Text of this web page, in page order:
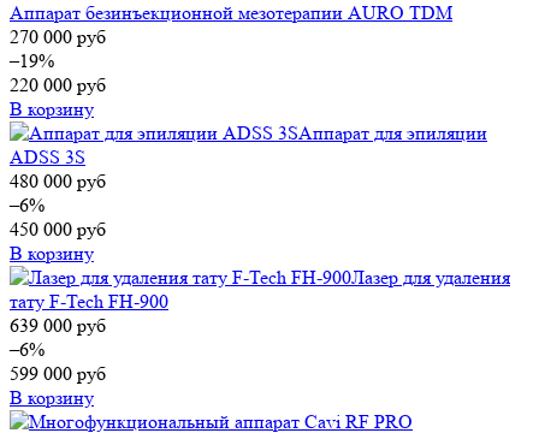
Аппарат безинъекционной мезотерапии AURO TDM
270 000 руб
–19%
220 000 руб
В корзину
Аппарат для эпиляции
ADSS 3S
480 000 руб
–6%
450 000 руб
В корзину
Лазер для удаления
тату F-Tech FH-900
639 000 руб
–6%
599 000 руб
В корзину